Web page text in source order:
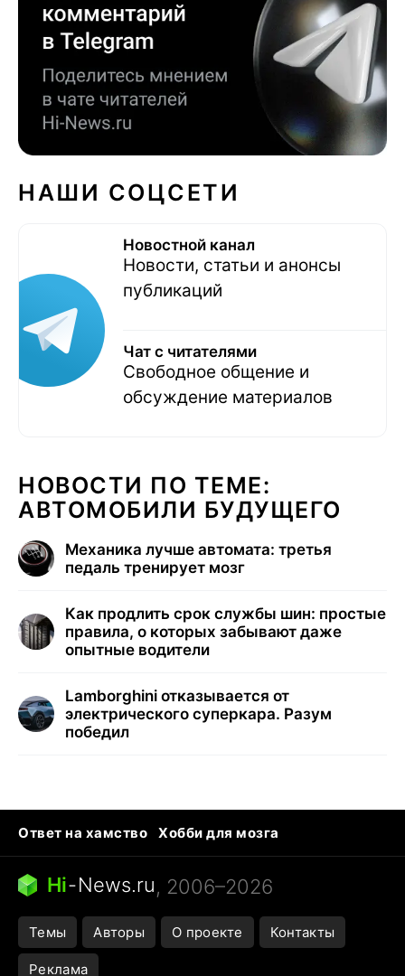
НАШИ СОЦСЕТИ
Новостной канал
Новости, статьи и анонсы
публикаций
Чат с читателями
Свободное общение и
обсуждение материалов
НОВОСТИ ПО ТЕМЕ:
АВТОМОБИЛИ БУДУЩЕГО
Механика лучше автомата: третья
педаль тренирует мозг
Как продлить срок службы шин: простые
правила, о которых забывают даже
опытные водители
Lamborghini отказывается от
электрического суперкара. Разум
победил
Ответ на хамство
Хобби для мозга
Бензин 100 и 95
Тунцы в океанариуме
Следующая пандемия
Hi-News.ru, 2006–2026
Темы Авторы О проекте Контакты
Реклама